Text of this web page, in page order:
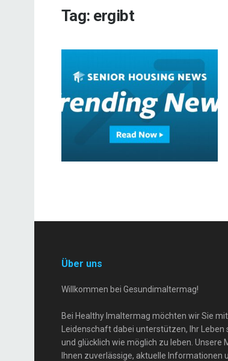
Tag: ergibt
Über uns
Willkommen bei Gesundimaltermag!
Bei Healthy Imaltermag möchten wir Sie mit
Leidenschaft dabei unterstützen, Ihr Leben
und glücklich wie möglich zu leben. Unsere
Ihnen zuverlässige, aktuelle Informationen